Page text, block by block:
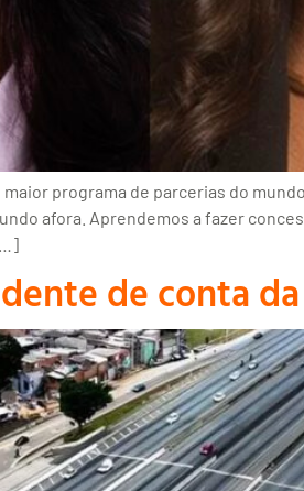
programa de parcerias do
afora. Aprendemos a fazer
de conta